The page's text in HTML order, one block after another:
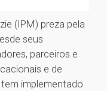
(IPM) preza pela
seus
parceiros e
e de
implementado